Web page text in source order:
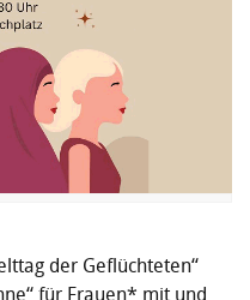
der Geflüchteten“
für Frauen* mit und